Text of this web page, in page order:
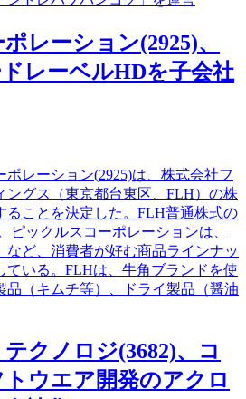
レーション(2925)、
レーベルHDを子会社
レーション(2925)は、株式会社フ
ングス（東京都台東区、FLH）の株
ることを決定した。FLH普通株式の
ピックルスコーポレーションは、
など、消費者が好む商品ラインナッ
ている。FLHは、牛角ブランドを使
品（キムチ等）、ドライ製品（醤油
クノロジ(3682)、コ
ウエア開発のアクロ